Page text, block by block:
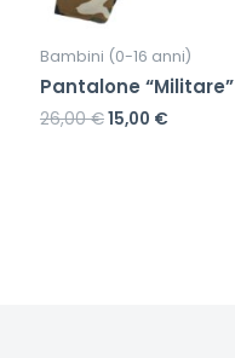
Bambini (0-16 anni)
Pantalone “Militare”
26,00€15,00 €